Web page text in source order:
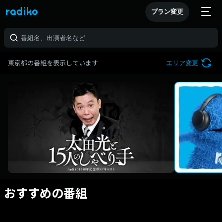
プラン変更
東京都の番組を表示しています エリア変更
おすすめの番組